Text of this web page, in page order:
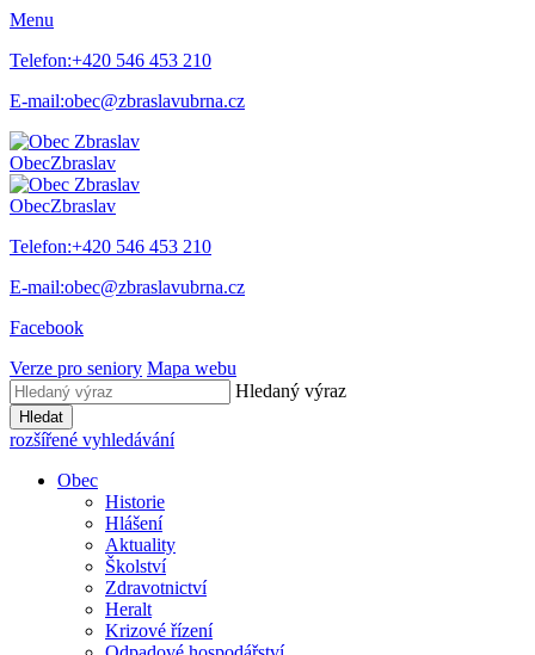
Menu
Telefon:+420 546 453 210
E-mail:obec@zbraslavubrna.cz
ObecZbraslav
ObecZbraslav
Telefon:+420 546 453 210
E-mail:obec@zbraslavubrna.cz
Facebook
Verze pro seniory Mapa webu
Hledaný výraz
Hledat
rozšířené vyhledávání
Obec
Historie
Hlášení
Aktuality
Školství
Zdravotnictví
Heralt
Krizové řízení